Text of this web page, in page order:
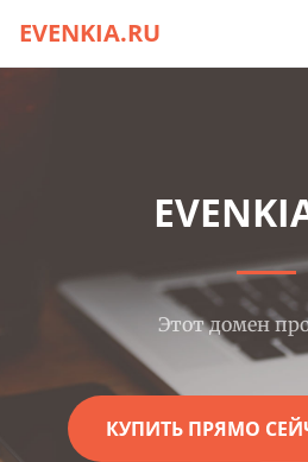
EVENKIA.RU
Этот домен
КУПИТЬ ПРЯМО